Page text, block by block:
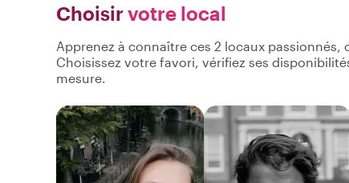
Choisir votre local
Apprenez à connaître ces 2 locaux
Choisissez votre favori, vérifiez ses
mesure.